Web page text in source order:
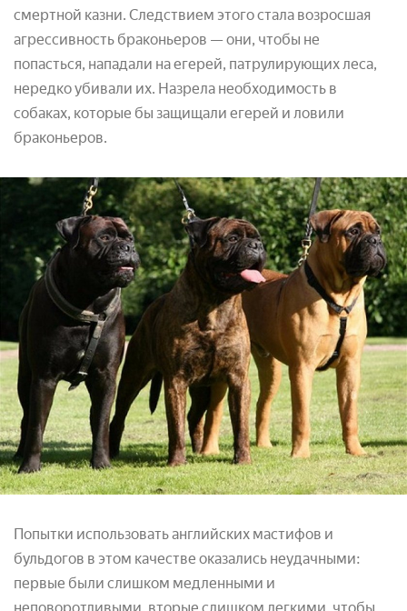
смертной казни. Следствием этого стала возросшая
агрессивность браконьеров — они, чтобы не
попасться, нападали на егерей, патрулирующих леса,
нередко убивали их. Назрела необходимость в
собаках, которые бы защищали егерей и ловили
браконьеров.
Попытки использовать английских мастифов и
бульдогов в этом качестве оказались неудачными:
первые были слишком медленными и